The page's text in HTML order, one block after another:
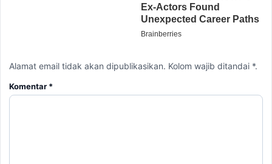
Alamat email tidak akan dipublikasikan. Kolom wajib ditandai *.
Komentar *